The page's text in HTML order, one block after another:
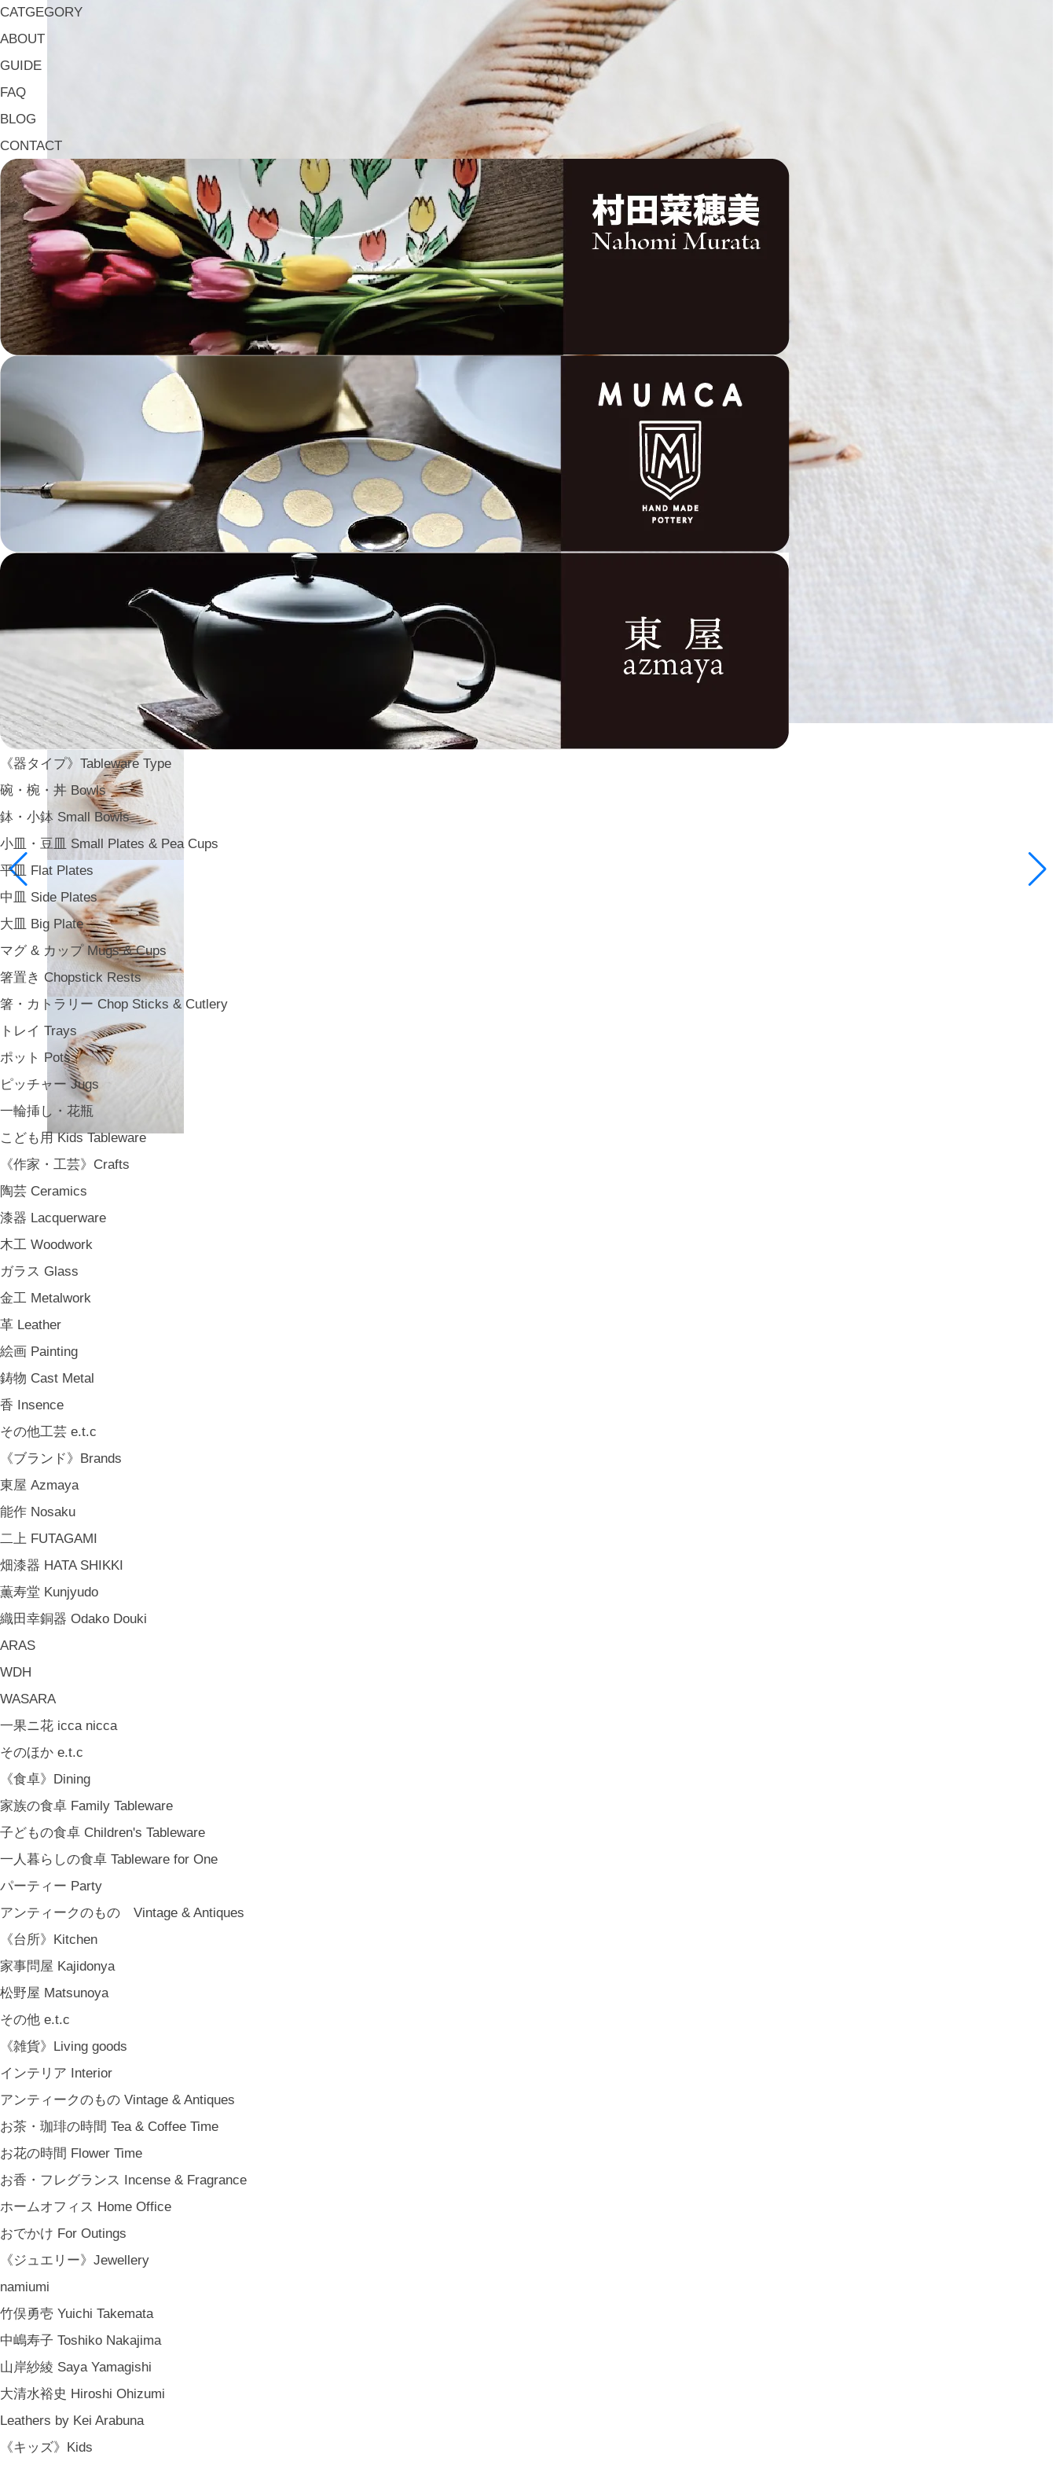
CATGEGORY
ABOUT
GUIDE
FAQ
BLOG
CONTACT
《器タイプ》Tableware Type
碗・椀・丼 Bowls
鉢・小鉢 Small Bowls
小皿・豆皿 Small Plates & Pea Cups
平皿 Flat Plates
中皿 Side Plates
大皿 Big Plate
マグ & カップ Mugs & Cups
箸置き Chopstick Rests
箸・カトラリー Chop Sticks & Cutlery
トレイ Trays
ポット Pots
ピッチャー Jugs
一輪挿し・花瓶
こども用 Kids Tableware
《作家・工芸》Crafts
陶芸 Ceramics
漆器 Lacquerware
木工 Woodwork
ガラス Glass
金工 Metalwork
革 Leather
絵画 Painting
鋳物 Cast Metal
香 Insence
その他工芸 e.t.c
《ブランド》Brands
東屋 Azmaya
能作 Nosaku
二上 FUTAGAMI
畑漆器 HATA SHIKKI
薫寿堂 Kunjyudo
織田幸銅器 Odako Douki
ARAS
WDH
WASARA
一果ニ花 icca nicca
そのほか e.t.c
《食卓》Dining
家族の食卓 Family Tableware
子どもの食卓 Children's Tableware
一人暮らしの食卓 Tableware for One
パーティー Party
アンティークのもの Vintage & Antiques
《台所》Kitchen
家事問屋 Kajidonya
松野屋 Matsunoya
その他 e.t.c
《雑貨》Living goods
インテリア Interior
アンティークのもの Vintage & Antiques
お茶・珈琲の時間 Tea & Coffee Time
お花の時間 Flower Time
お香・フレグランス Incense & Fragrance
ホームオフィス Home Office
おでかけ For Outings
《ジュエリー》Jewellery
namiumi
竹俣勇壱 Yuichi Takemata
中嶋寿子 Toshiko Nakajima
山岸紗綾 Saya Yamagishi
大清水裕史 Hiroshi Ohizumi
Leathers by Kei Arabuna
《キッズ》Kids
金沢・北陸で生まれたさまざまな作品を中心に、物語を宿し、使う人の日常という大切な時間にそっと寄り添う品々をキュレート。それぞれの美しさに、和と洋、OLD & NEW のインスピレーションを重ね、暮らし